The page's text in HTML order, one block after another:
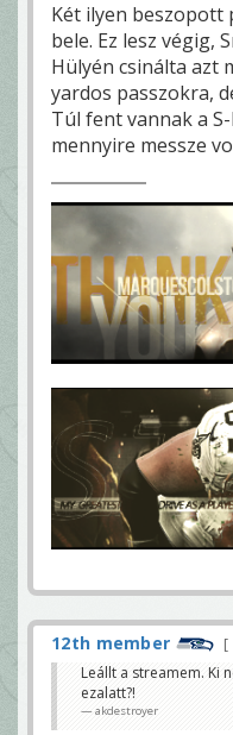
Két ilyen beszopott
bele. Ez lesz végig,
Hülyén csinálta azt
yardos passzokra,
Túl fent vannak a
mennyire messze
12th member
Leállt a streamem. Ki
ezalatt?!
akdestroyer